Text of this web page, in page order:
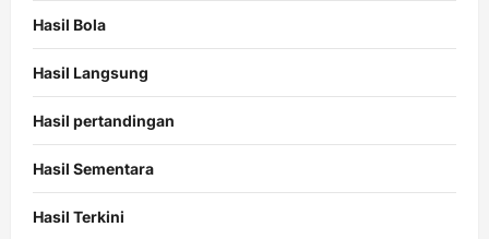
Hasil Bola
Hasil Langsung
Hasil pertandingan
Hasil Sementara
Hasil Terkini